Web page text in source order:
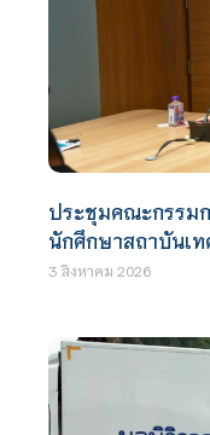
ประชุมคณะกรรม
นักศึกษาสถาบันเท
3 สิงหาคม 2026